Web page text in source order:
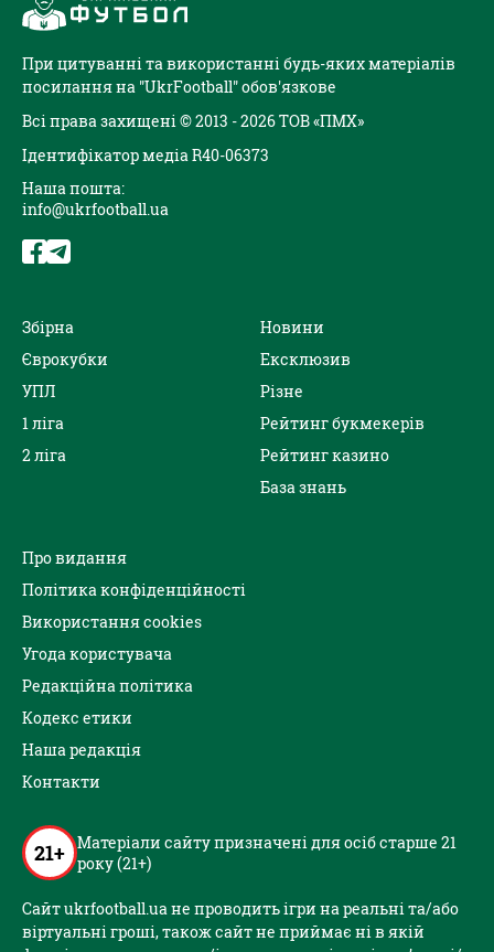
При цитуванні та використанні будь-яких матеріалів
посилання на "UkrFootball" обов'язкове
Всі права захищені © 2013 - 2026 ТОВ «ПМХ»
Ідентифікатор медіа R40-06373
Наша пошта:
info@ukrfootball.ua
Збірна
Єврокубки
УПЛ
1 ліга
2 ліга
Новини
Ексклюзив
Різне
Рейтинг букмекерів
Рейтинг казино
База знань
Про видання
Політика конфіденційності
Використання cookies
Угода користувача
Редакційна політика
Кодекс етики
Наша редакція
Контакти
21+ Матеріали сайту призначені для осіб старше 21
року (21+)
Сайт ukrfootball.ua не проводить ігри на реальні та/або
віртуальні гроші, також сайт не приймає ні в якій